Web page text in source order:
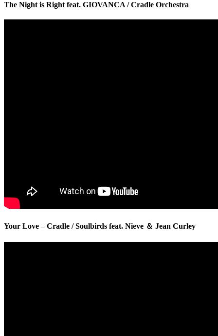
The Night is Right feat. GIOVANCA / Cradle Orchestra
Your Love – Cradle / Soulbirds feat. Nieve ＆ Jean Curley